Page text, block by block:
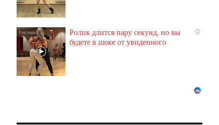
i
Ролик длится пару секунд, но вы
будете в шоке от увиденного